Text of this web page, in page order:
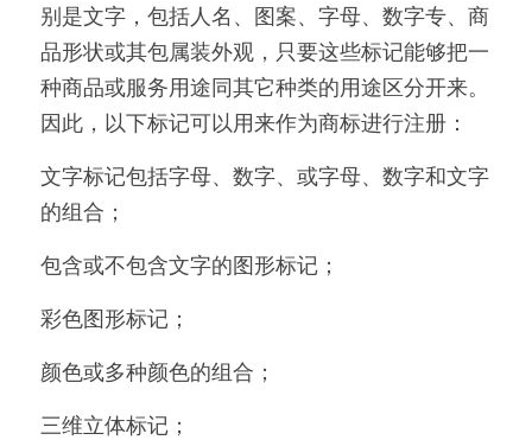
别是文字，包括人名、图案、字母、数字专、商
品形状或其包属装外观，只要这些标记能够把一
种商品或服务用途同其它种类的用途区分开来。
因此，以下标记可以用来作为商标进行注册：
文字标记包括字母、数字、或字母、数字和文字
的组合；
包含或不包含文字的图形标记；
彩色图形标记；
颜色或多种颜色的组合；
三维立体标记；